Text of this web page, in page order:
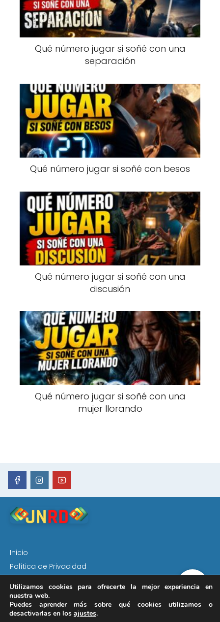
Qué número jugar si soñé con una
separación
Qué número jugar si soñé con besos
Qué número jugar si soñé con una
discusión
Qué número jugar si soñé con una
mujer llorando
Inicio
Política de Privacidad
Política de Cookies
Sobre Nosotros
Utilizamos cookies para ofrecerte la mejor experiencia en
nuestra web.
Puedes aprender más sobre qué cookies utilizamos o
desactivarlas en los ajustes.